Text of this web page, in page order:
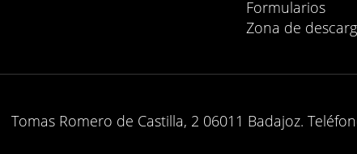
Formularios
Zona de
Tomas Romero de Castilla, 2 06011 Badajoz.